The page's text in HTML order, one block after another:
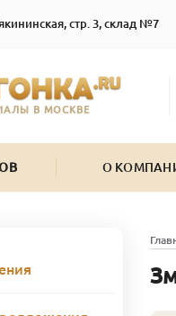
стр. 3, склад №7
В МОСКВЕ
О